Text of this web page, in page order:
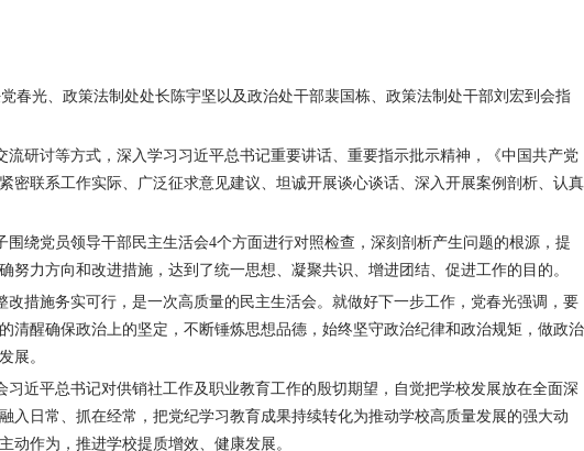
春光、政策法制处处长陈宇坚以及政治处干部裴国栋、政策法制处干部刘宏到会指
研讨等方式，深入学习习近平总书记重要讲话、重要指示批示精神，《中国共产党
联系工作实际、广泛征求意见建议、坦诚开展谈心谈话、深入开展案例剖析、认真
围绕党员领导干部民主生活会4个方面进行对照检查，深刻剖析产生问题的根源，提
力方向和改进措施，达到了统一思想、凝聚共识、增进团结、促进工作的目的。
措施务实可行，是一次高质量的民主生活会。就做好下一步工作，党春光强调，要
醒确保政治上的坚定，不断锤炼思想品德，始终坚守政治纪律和政治规矩，做政治
展。
近平总书记对供销社工作及职业教育工作的殷切期望，自觉把学校发展放在全面深
日常、抓在经常，把党纪学习教育成果持续转化为推动学校高质量发展的强大动
作为，推进学校提质增效、健康发展。